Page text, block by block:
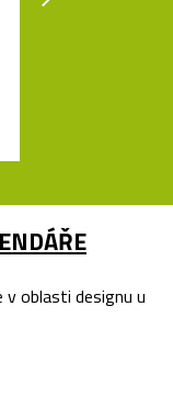
v oblasti designu u